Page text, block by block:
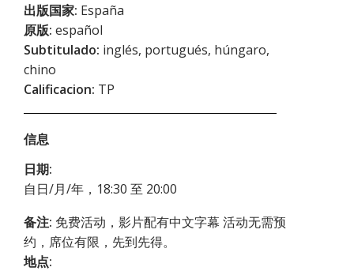
出版国家: España
原版: español
Subtitulado: inglés, portugués, húngaro,
chino
Calificacion: TP
信息
日期:
自日/月/年，18:30 至 20:00
备注: 免费活动，影片配有中文字幕 活动无需预
约，席位有限，先到先得。
地点: